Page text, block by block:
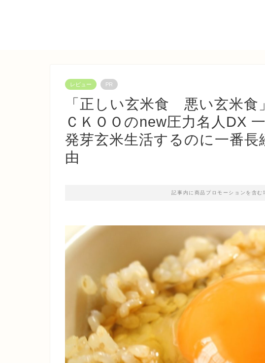
レビュー PR
「正しい玄米食 悪い玄米食
ＣＫＯＯのnew圧力名人DX
発芽玄米生活するのに一番長
由
記事内に商品プロモーションを含む